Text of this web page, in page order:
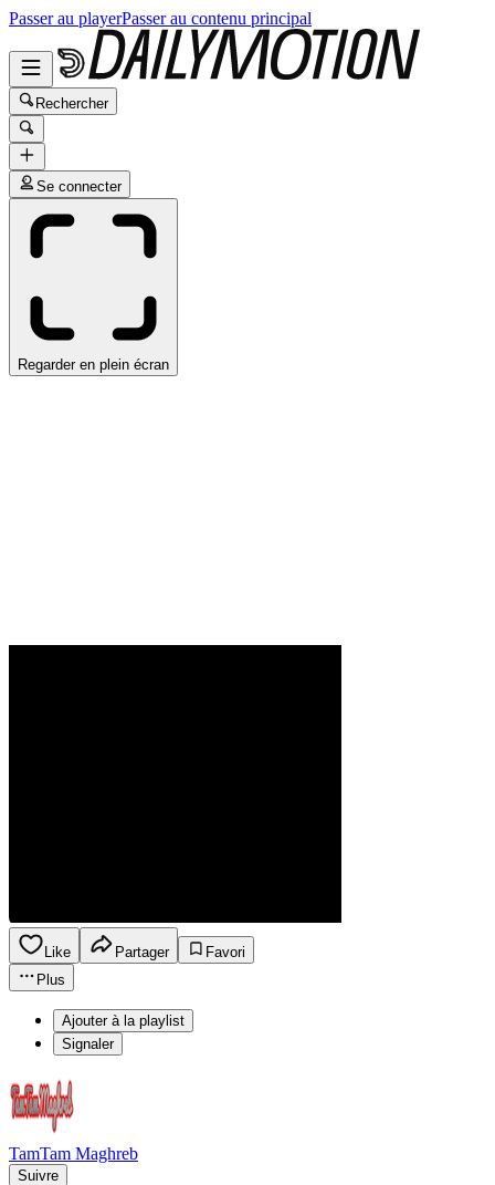
Passer au playerPasser au contenu principal
Rechercher
Se connecter
Regarder en plein écran
Like Partager
Favori
Plus
Ajouter à la playlist
Signaler
TamTam Maghreb
Suivre